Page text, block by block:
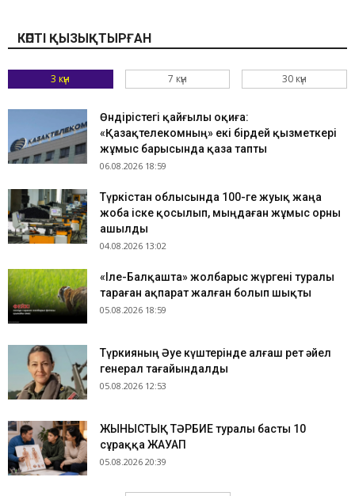
КӨПТІ ҚЫЗЫҚТЫРҒАН
3 күн 7 күн 30 күн
Өндірістегі қайғылы оқиға:
«Қазақтелекомның» екі бірдей қызметкері
жұмыс барысында қаза тапты
06.08.2026 18:59
Түркістан облысында 100-ге жуық жаңа
жоба іске қосылып, мыңдаған жұмыс орны
ашылды
04.08.2026 13:02
«Іле-Балқашта» жолбарыс жүргені туралы
тараған ақпарат жалған болып шықты
05.08.2026 18:59
Түркияның Әуе күштерінде алғаш рет әйел
генерал тағайындалды
05.08.2026 12:53
ЖЫНЫСТЫҚ ТӘРБИЕ туралы басты 10
сұраққа ЖАУАП
05.08.2026 20:39